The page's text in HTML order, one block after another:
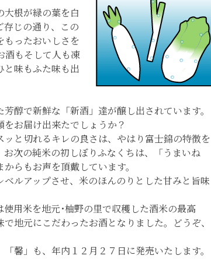
大根が緑の葉を白
存じの通り、この
もったおいしさを
酒もそして人も凍
と味もふた味も出
醇で新鮮な「新酒」達が醸し出されています。
お届け出来たでしょうか？
と切れるキレの良さは、やはり富士錦の特徴を
次の純米の初しぼりふなくちは、「うまいね
らもお声を頂戴しています。
ルアップさせ、米のほんのりとした甘みと旨味
用米を地元･柚野の里で収穫した酒米の最高
地元にこだわったお酒となりました。どうぞ、
馨」も、年内１２月２７日に発売いたします。